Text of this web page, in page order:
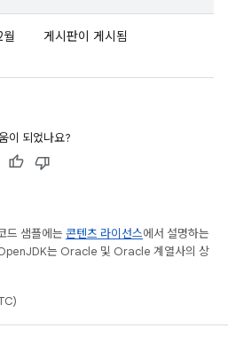
게시판이 게시됨
이 되었나요?
드 샘플에는 콘텐츠 라이선스에서 설명하는
는 Oracle 및 Oracle 계열사의 상